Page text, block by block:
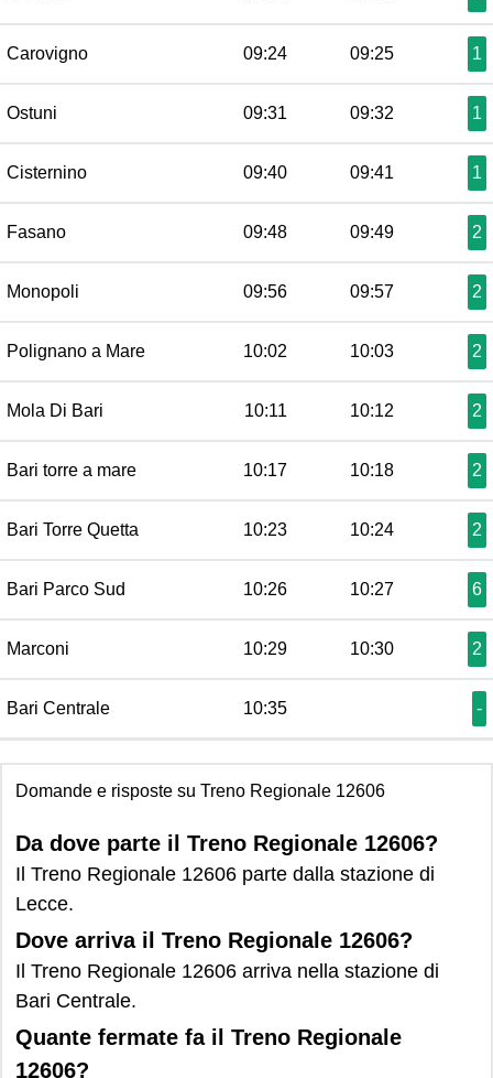
Carovigno 09:24 09:25 1
Ostuni 09:31 09:32 1
Cisternino 09:40 09:41 1
Fasano 09:48 09:49 2
Monopoli 09:56 09:57 2
Polignano a Mare 10:02 10:03 2
Mola Di Bari 10:11 10:12 2
Bari torre a mare 10:17 10:18 2
Bari Torre Quetta 10:23 10:24 2
Bari Parco Sud 10:26 10:27 6
Marconi 10:29 10:30 2
Bari Centrale 10:35 -
Domande e risposte su Treno Regionale 12606
Da dove parte il Treno Regionale 12606?
Il Treno Regionale 12606 parte dalla stazione di
Lecce.
Dove arriva il Treno Regionale 12606?
Il Treno Regionale 12606 arriva nella stazione di
Bari Centrale.
Quante fermate fa il Treno Regionale
12606?